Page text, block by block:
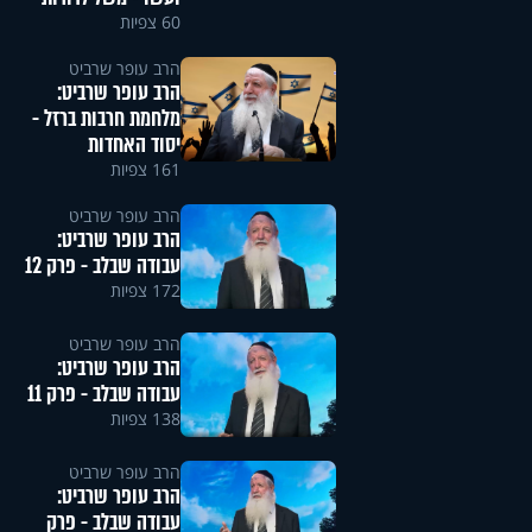
60 צפיות
הרב עופר שרביט
הרב עופר שרביט:
מלחמת חרבות ברזל -
יסוד האחדות
161 צפיות
הרב עופר שרביט
הרב עופר שרביט:
עבודה שבלב - פרק 12
172 צפיות
הרב עופר שרביט
הרב עופר שרביט:
עבודה שבלב - פרק 11
138 צפיות
הרב עופר שרביט
הרב עופר שרביט:
עבודה שבלב - פרק